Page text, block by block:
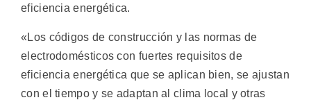
eficiencia energética.
«Los códigos de construcción y las normas de
electrodomésticos con fuertes requisitos de
eficiencia energética que se aplican bien, se ajustan
con el tiempo y se adaptan al clima local y otras